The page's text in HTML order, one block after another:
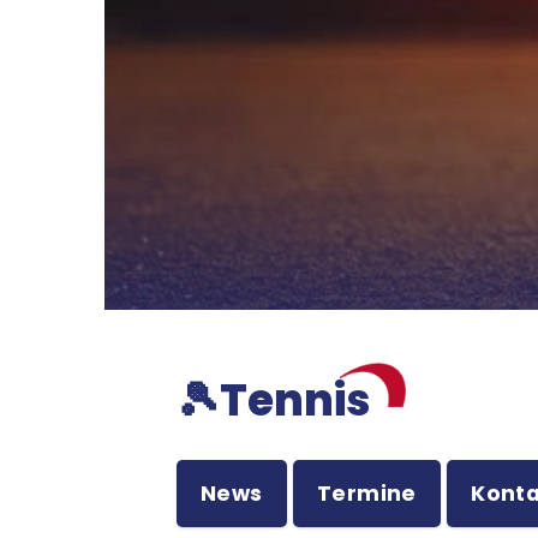
🎾Tennis
News Termine
Quicklinks